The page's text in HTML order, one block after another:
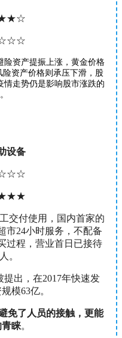
险资产提振上涨，黄金价格
险资产价格则承压下滑，股
情走势仍是影响股市涨跌的
设备
交付使用，国内首家的
市24小时服务，不配备
过程，营业首日已接待
。
出，在2017年快速发
模63亿。
免了人员的接触，更能
睐。